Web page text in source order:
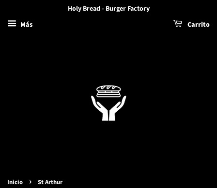
Holy Bread - Burger Factory
Más
Carrito
Inicio › St Arthur